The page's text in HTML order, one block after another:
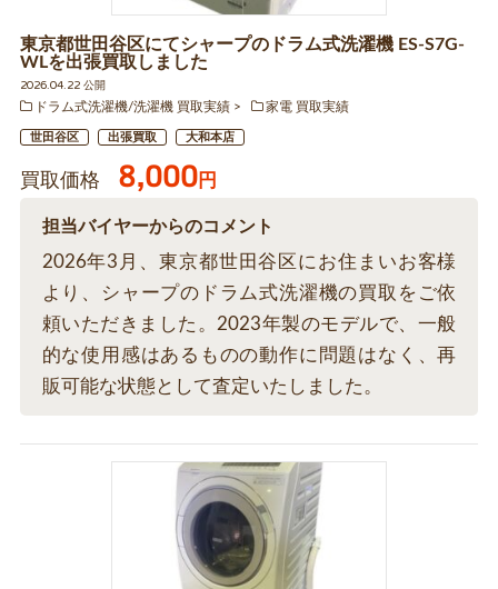
東京都世田谷区にてシャープのドラム式洗濯機 ES-S7G-
WLを出張買取しました
2026.04.22 公開
ドラム式洗濯機/洗濯機 買取実績
家電 買取実績
世田谷区 出張買取 大和本店
買取価格 8,000円
担当バイヤーからのコメント
2026年3月、東京都世田谷区にお住まいお客様
より、シャープのドラム式洗濯機の買取をご依
頼いただきました。2023年製のモデルで、一般
的な使用感はあるものの動作に問題はなく、再
販可能な状態として査定いたしました。